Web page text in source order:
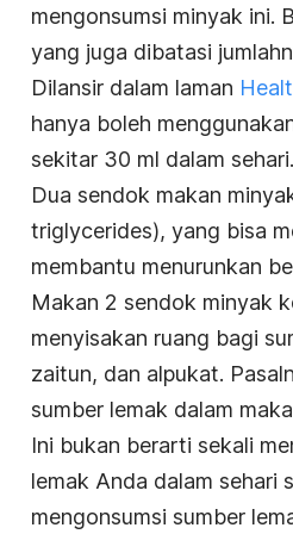
mengonsumsi minyak ini.
yang juga dibatasi
Dilansir dalam laman
hanya boleh
sekitar 30 ml dalam sehari.
Dua sendok makan
triglycerides), yang bisa
membantu menurunkan
Makan 2 sendok minyak
menyisakan ruang bagi
zaitun, dan alpukat.
sumber lemak dalam
Ini bukan berarti sekali
lemak Anda dalam sehari
mengonsumsi sumber